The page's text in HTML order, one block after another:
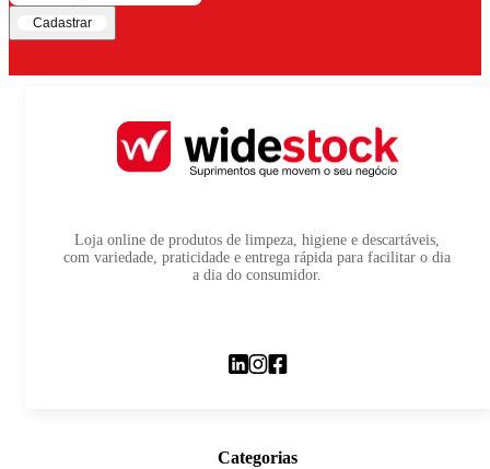
Cadastrar
Loja online de produtos de limpeza, higiene e descartáveis,
com variedade, praticidade e entrega rápida para facilitar o dia
a dia do consumidor.
Categorias